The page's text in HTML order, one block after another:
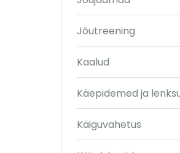
Jõutreening
Kaalud
Käepidemed ja
Käiguvahetus